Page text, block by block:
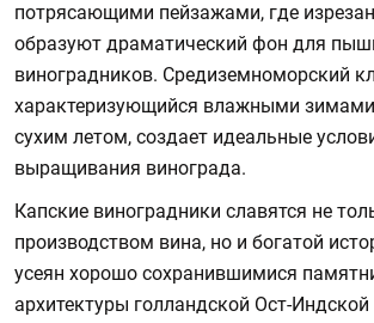
потрясающими пейзажами, где
образуют драматический фон для
виноградников. Средиземноморский
характеризующийся влажными
сухим летом, создает идеальные
выращивания винограда.
Капские виноградники славятся не
производством вина, но и богатой
усеян хорошо сохранившимися
архитектуры голландской Ост-